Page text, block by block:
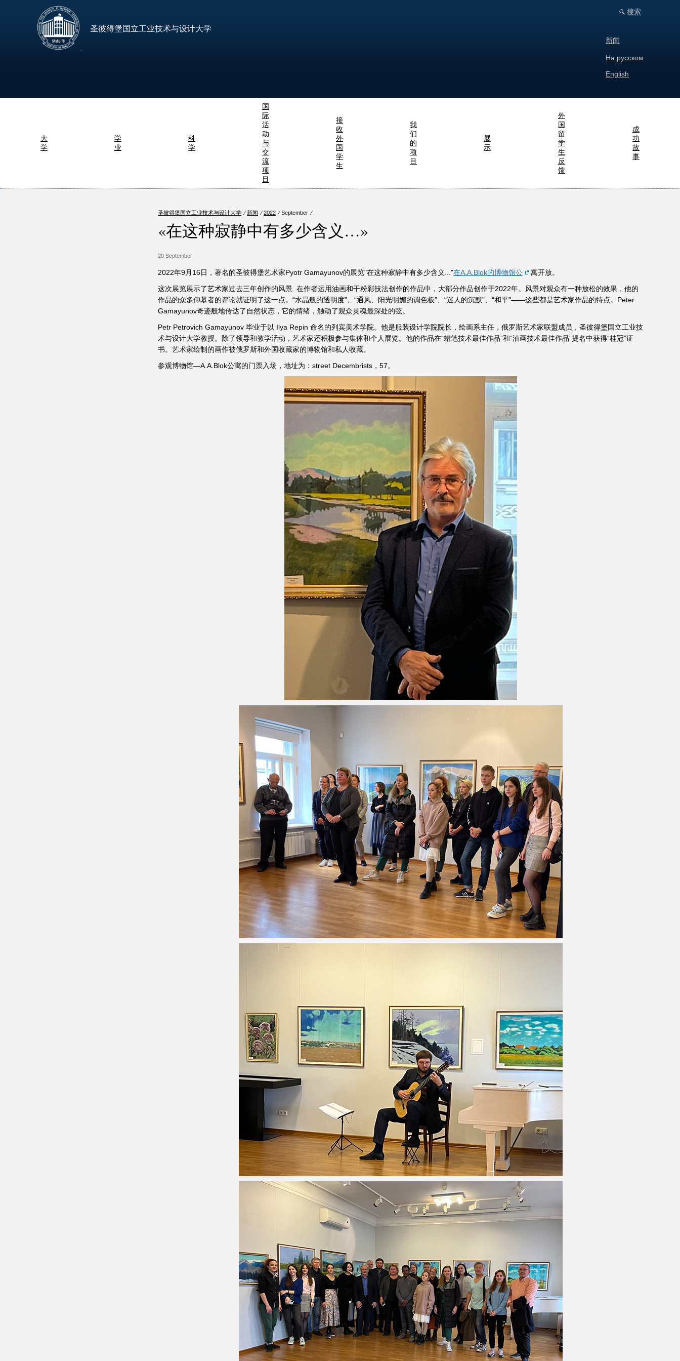
圣彼得堡国立工业技术与设计大学
搜索
新闻
На русском
English
大
学
学
业
科
学
国
际
活
动
与
交
流
项
目
接
收
外
国
学
生
我
们
的
项
目
展
示
外
国
留
学
生
反
馈
成
功
故
事
圣彼得堡国立工业技术与设计大学 ⁄ 新闻 ⁄2022 ⁄ September ⁄
«在这种寂静中有多少含义…»
20 September
2022年9月16日，著名的圣彼得堡艺术家Pyotr Gamayunov的展览"在这种寂静中有多少含义..."在A.A.Blok的博物馆公
寓开放。
这次展览展示了艺术家过去三年创作的风景. 在作者运用油画和干粉彩技法创作的作品中，大部分作品创作于2022年。风景对观众有一种放松的效果，他的
作品的众多仰慕者的评论就证明了这一点。“水晶般的透明度”、“通风、阳光明媚的调色板”、“迷人的沉默”、“和平”——这些都是艺术家作品的特点。Peter
Gamayunov奇迹般地传达了自然状态，它的情绪，触动了观众灵魂最深处的弦。
Petr Petrovich Gamayunov 毕业于以 Ilya Repin 命名的列宾美术学院。他是服装设计学院院长，绘画系主任，俄罗斯艺术家联盟成员，圣彼得堡国立工业技
术与设计大学教授。除了领导和教学活动，艺术家还积极参与集体和个人展览。他的作品在“蜡笔技术最佳作品”和“油画技术最佳作品”提名中获得“桂冠”证
书。艺术家绘制的画作被俄罗斯和外国收藏家的博物馆和私人收藏。
参观博物馆—A.A.Blok公寓的门票入场，地址为：street Decembrists，57。